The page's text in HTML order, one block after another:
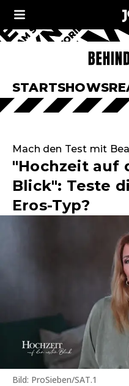
STARTSHOWS
Mach den Test mit
"Hochzeit auf
Blick": Teste
Eros-Typ?
Bild: ProSieben/SAT.1